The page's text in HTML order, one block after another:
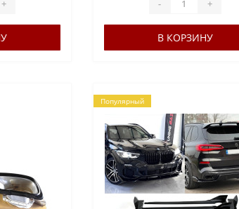
+ - +
В КОРЗИНУ
Популярный